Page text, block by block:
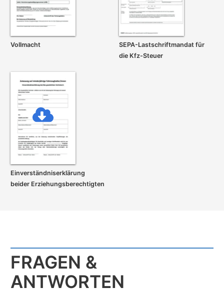
Vollmacht
SEPA-Lastschrift­mandat für
die Kfz-Steuer
Einverständnis­erklärung
beider Erziehungs­berechtigten
FRAGEN &
ANTWORTEN